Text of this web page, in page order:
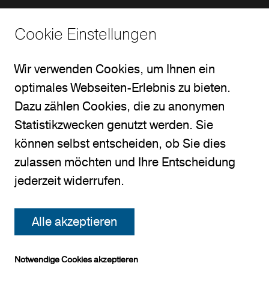
Cookie Einstellungen
Wir verwenden Cookies, um Ihnen ein
optimales Webseiten-Erlebnis zu bieten.
Dazu zählen Cookies, die zu anonymen
Statistikzwecken genutzt werden. Sie
können selbst entscheiden, ob Sie dies
zulassen möchten und Ihre Entscheidung
jederzeit widerrufen.
Alle akzeptieren
Notwendige Cookies akzeptieren